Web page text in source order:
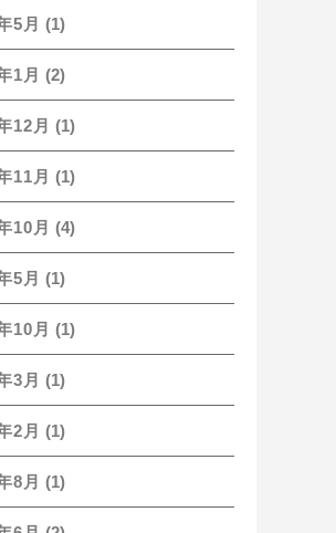
5月 (1)
1月 (2)
12月 (1)
11月 (1)
10月 (4)
5月 (1)
10月 (1)
3月 (1)
2月 (1)
8月 (1)